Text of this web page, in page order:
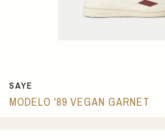
SAYE
MODELO '89 VEGAN GARNET